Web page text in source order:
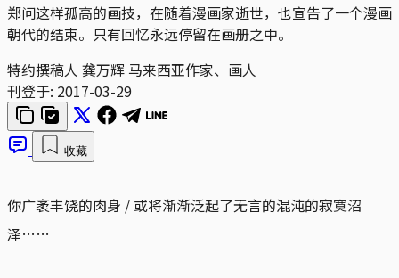
郑问这样孤高的画技，在随着漫画家逝世，也宣告了一个漫画
朝代的结束。只有回忆永远停留在画册之中。
特约撰稿人 龚万辉 马来西亚作家、画人
刊登于: 2017-03-29
收藏
你广袤丰饶的肉身 / 或将渐渐泛起了无言的混沌的寂寞沼
泽……